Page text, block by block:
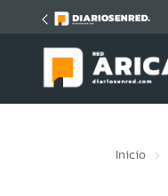
Inicio